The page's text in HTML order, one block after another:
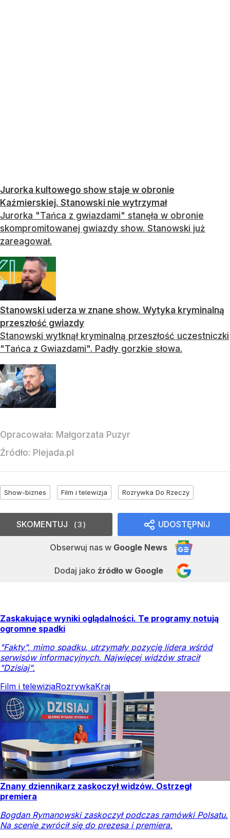
Jurorka kultowego show staje w obronie
Kaźmierskiej. Stanowski nie wytrzymał
Jurorka "Tańca z gwiazdami" stanęła w obronie
skompromitowanej gwiazdy show. Stanowski już
zareagował.
Stanowski uderza w znane show. Wytyka kryminalną
przeszłość gwiazdy
Stanowski wytknął kryminalną przeszłość uczestniczki
"Tańca z Gwiazdami". Padły gorzkie słowa.
Opracowała: Małgorzata Puzyr
Źródło: Plejada.pl
Show-biznes Film i telewizja Rozrywka Do Rzeczy
UDOSTĘPNIJ
Obserwuj nas w Google News
Dodaj jako źródło w Google
SKOMENTUJ 3
Zaskakujące wyniki oglądalności. Te programy notują
ogromne spadki
"Fakty", mimo spadku, utrzymały pozycję lidera wśród
serwisów informacyjnych. Najwięcej widzów stracił
"Dzisiaj".
Film i telewizjaRozrywkaKraj
Znany dziennikarz zaskoczył widzów. Ostrzegł
premiera
Bogdan Rymanowski zaskoczył podczas ramówki Polsatu.
Na scenie zwrócił się do prezesa i premiera.